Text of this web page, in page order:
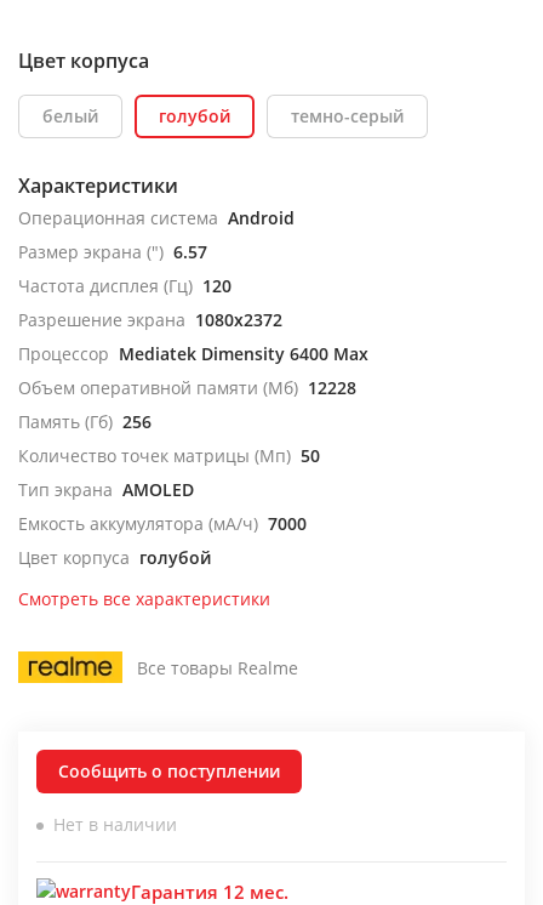
Цвет корпуса
белый голубой темно-серый
Характеристики
Операционная система Android
Размер экрана (") 6.57
Частота дисплея (Гц) 120
Разрешение экрана 1080x2372
Процессор Mediatek Dimensity 6400 Max
Объем оперативной памяти (Мб) 12228
Память (Гб) 256
Количество точек матрицы (Мп) 50
Тип экрана AMOLED
Емкость аккумулятора (мА/ч) 7000
Цвет корпуса голубой
Смотреть все характеристики
Все товары Realme
Сообщить о поступлении
Нет в наличии
Гарантия 12 мес.